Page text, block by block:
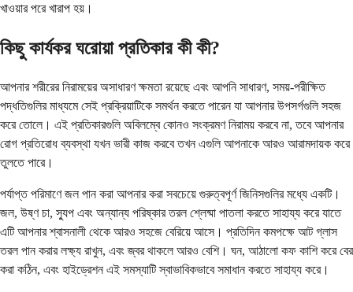
খাওয়ার পরে খারাপ হয়।
কিছু কার্যকর ঘরোয়া প্রতিকার কী কী?
আপনার শরীরের নিরাময়ের অসাধারণ ক্ষমতা রয়েছে এবং আপনি সাধারণ, সময়-পরীক্ষিত
পদ্ধতিগুলির মাধ্যমে সেই প্রক্রিয়াটিকে সমর্থন করতে পারেন যা আপনার উপসর্গগুলি সহজ
করে তোলে। এই প্রতিকারগুলি অবিলম্বে কোনও সংক্রমণ নিরাময় করবে না, তবে আপনার
রোগ প্রতিরোধ ব্যবস্থা যখন ভারী কাজ করবে তখন এগুলি আপনাকে আরও আরামদায়ক করে
তুলতে পারে।
পর্যাপ্ত পরিমাণে জল পান করা আপনার করা সবচেয়ে গুরুত্বপূর্ণ জিনিসগুলির মধ্যে একটি।
জল, উষ্ণ চা, স্যুপ এবং অন্যান্য পরিষ্কার তরল শ্লেষ্মা পাতলা করতে সাহায্য করে যাতে
এটি আপনার শ্বাসনালী থেকে আরও সহজে বেরিয়ে আসে। প্রতিদিন কমপক্ষে আট গ্লাস
তরল পান করার লক্ষ্য রাখুন, এবং জ্বর থাকলে আরও বেশি। ঘন, আঠালো কফ কাশি করে বের
করা কঠিন, এবং হাইড্রেশন এই সমস্যাটি স্বাভাবিকভাবে সমাধান করতে সাহায্য করে।